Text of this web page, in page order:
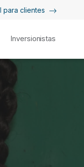
para clientes
Inversionistas